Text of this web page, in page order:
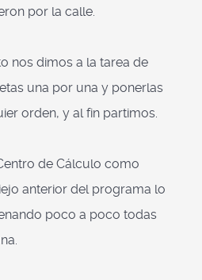
por la calle.
nos dimos a la tarea de
una por una y ponerlas
orden, y al fin partimos.
de Cálculo como
anterior del programa lo
poco a poco todas